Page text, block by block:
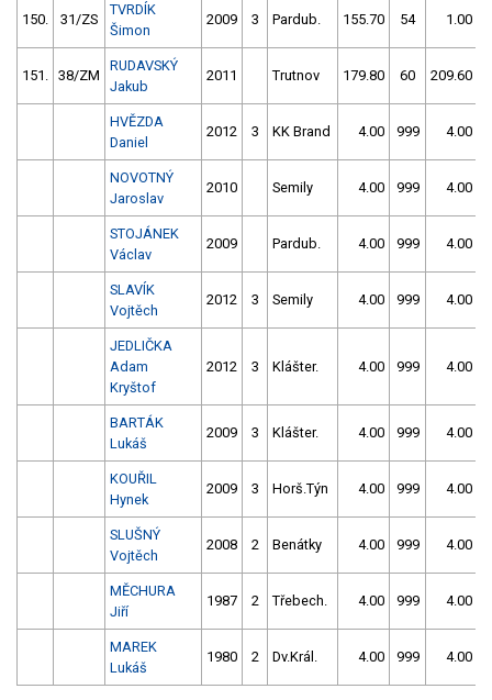
150. 31/ZS
TVRDÍK
Šimon
2009 3 Pardub. 155.70 54 1.00
151. 38/ZM
RUDAVSKÝ
Jakub
2011 Trutnov 179.80 60 209.60
HVĚZDA
Daniel
2012 3 KK Brand 4.00 999 4.00
NOVOTNÝ
Jaroslav
2010 Semily 4.00 999 4.00
STOJÁNEK
Václav
2009 Pardub. 4.00 999 4.00
SLAVÍK
Vojtěch
2012 3 Semily 4.00 999 4.00
JEDLIČKA
Adam
Kryštof
2012 3 Klášter. 4.00 999 4.00
BARTÁK
Lukáš
2009 3 Klášter. 4.00 999 4.00
KOUŘIL
Hynek
2009 3 Horš.Týn 4.00 999 4.00
SLUŠNÝ
Vojtěch
2008 2 Benátky 4.00 999 4.00
MĚCHURA
Jiří
1987 2 Třebech. 4.00 999 4.00
MAREK
Lukáš
1980 2 Dv.Král. 4.00 999 4.00